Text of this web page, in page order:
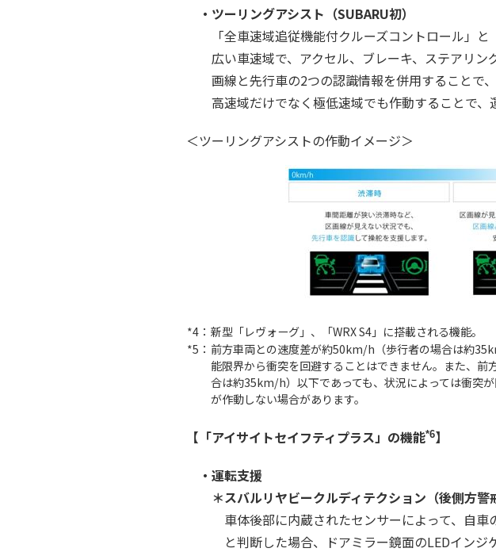
・ツーリングアシスト（SUBARU初）
「全車速域追従機能付クルーズコントロール」
広い車速域で、アクセル、ブレーキ、ステアリ
画線と先行車の2つの認識情報を併用することで
高速域だけでなく極低速域でも作動することで、
＜ツーリングアシストの作動イメージ＞
*4： 新型「レヴォーグ」、「WRX S4」に搭載される機能。
*5： 前方車両との速度差が約50km/h（歩行者の場合は約
能限界から衝突を回避することはできません。また、
合は約35km/h）以下であっても、状況によっては衝突
が作動しない場合があります。
【「アイサイトセイフティプラス」の機能*6】
・運転支援
＊スバルリヤビークルディテクション（後側方警
車体後部に内蔵されたセンサーによって、自
と判断した場合、ドアミラー鏡面のLEDインジ